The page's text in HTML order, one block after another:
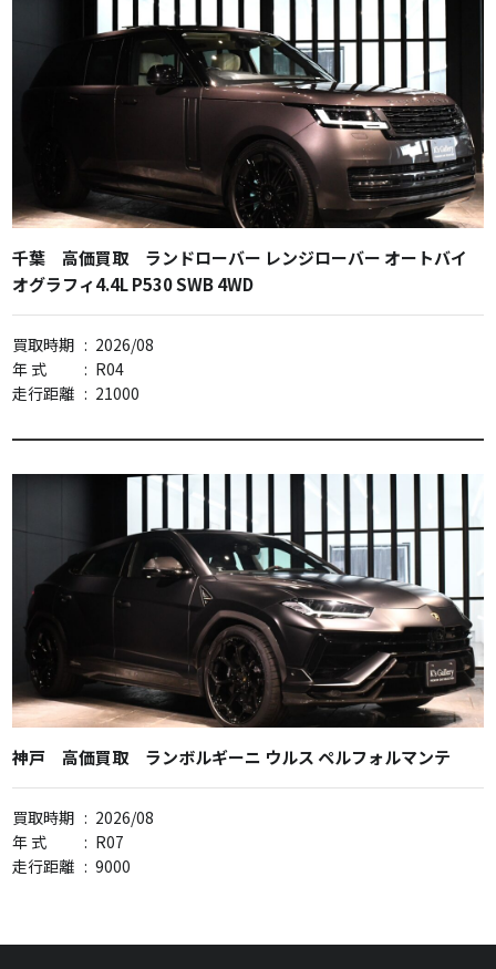
千葉 高価買取 ランドローバー レンジローバー オートバイ
オグラフィ4.4L P530 SWB 4WD
買取時期 : 2026/08
年 式
: R04
走行距離 : 21000
神戸 高価買取 ランボルギーニ ウルス ペルフォルマンテ
買取時期 : 2026/08
年 式
: R07
走行距離 : 9000